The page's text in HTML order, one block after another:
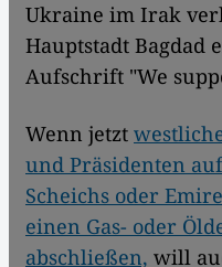
Ukraine im Irak
Hauptstadt Bagdad
Aufschrift "We
Wenn jetzt
und Präsidenten
Scheichs oder
einen Gas- oder
abschließen, will